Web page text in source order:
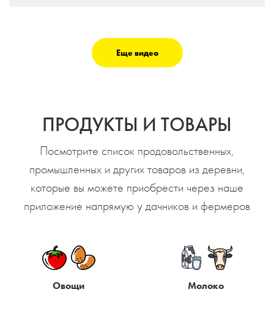
Еще видео
ПРОДУКТЫ И ТОВАРЫ
Посмотрите список продовольственных,
промышленных и других товаров из деревни,
которые вы можете приобрести через наше
приложение напрямую у дачников и фермеров
Овощи Молоко